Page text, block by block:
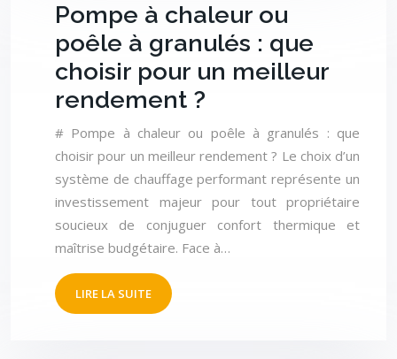
Pompe à chaleur ou
poêle à granulés : que
choisir pour un meilleur
rendement ?
# Pompe à chaleur ou poêle à granulés : que
choisir pour un meilleur rendement ? Le choix d’un
système de chauffage performant représente un
investissement majeur pour tout propriétaire
soucieux de conjuguer confort thermique et
maîtrise budgétaire. Face à…
LIRE LA SUITE